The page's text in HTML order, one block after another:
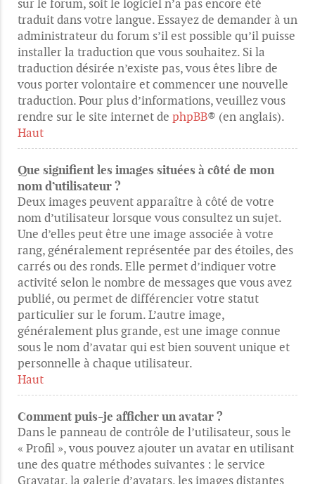
sur le forum, soit le logiciel n’a pas encore été
traduit dans votre langue. Essayez de demander à un
administrateur du forum s’il est possible qu’il puisse
installer la traduction que vous souhaitez. Si la
traduction désirée n’existe pas, vous êtes libre de
vous porter volontaire et commencer une nouvelle
traduction. Pour plus d’informations, veuillez vous
rendre sur le site internet de phpBB® (en anglais).
Haut
Que signifient les images situées à côté de mon
nom d’utilisateur ?
Deux images peuvent apparaître à côté de votre
nom d’utilisateur lorsque vous consultez un sujet.
Une d’elles peut être une image associée à votre
rang, généralement représentée par des étoiles, des
carrés ou des ronds. Elle permet d’indiquer votre
activité selon le nombre de messages que vous avez
publié, ou permet de différencier votre statut
particulier sur le forum. L’autre image,
généralement plus grande, est une image connue
sous le nom d’avatar qui est bien souvent unique et
personnelle à chaque utilisateur.
Haut
Comment puis-je afficher un avatar ?
Dans le panneau de contrôle de l’utilisateur, sous le
« Profil », vous pouvez ajouter un avatar en utilisant
une des quatre méthodes suivantes : le service
Gravatar, la galerie d’avatars, les images distantes